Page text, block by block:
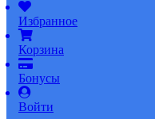
Избранное
Корзина
Бонусы
Войти